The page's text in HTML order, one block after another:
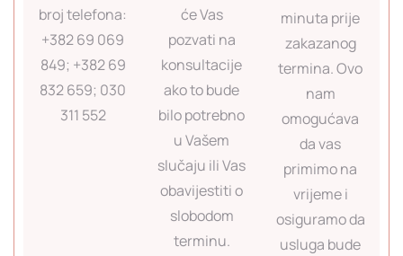
broj telefona:
+382 69 069
849; +382 69
832 659; 030
311 552
će Vas
pozvati na
konsultacije
ako to bude
bilo potrebno
u Vašem
slučaju ili Vas
obavijestiti o
slobodom
terminu.
minuta prije
zakazanog
termina. Ovo
nam
omogućava
da vas
primimo na
vrijeme i
osiguramo da
usluga bude